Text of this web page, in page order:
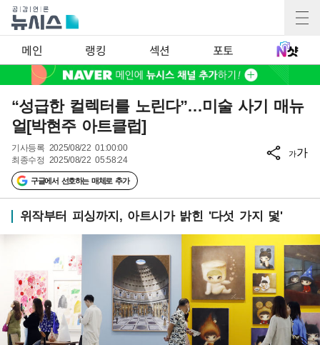
메인 랭킹 섹션 포토
“성급한 컬렉터를 노린다”…미술 사기 매뉴
얼[박현주 아트클럽]
기사등록 2025/08/22 01:00:00
최종수정 2025/08/22 05:58:24
구글에서 선호하는 매체로 추가
가가
위작부터 피싱까지, 아트시가 밝힌 '다섯 가지 덫'